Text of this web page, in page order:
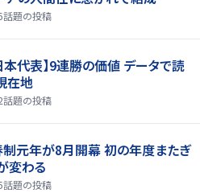
話題の投稿
本代表】9連勝の価値 データで読
在地
話題の投稿
制元年が8月開幕 初の年度またぎ
変わる
話題の投稿